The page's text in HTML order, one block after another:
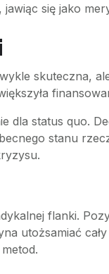
się jako
skuteczna,
status quo.
stanu
flanki.
utożsamiać